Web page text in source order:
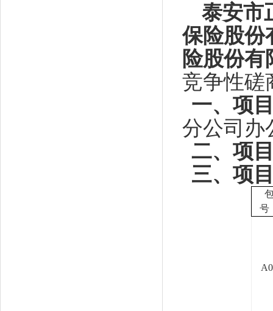
泰安市
保险股份
险股份
竞争性磋
一、项
分公司办
二、项
三、项
号